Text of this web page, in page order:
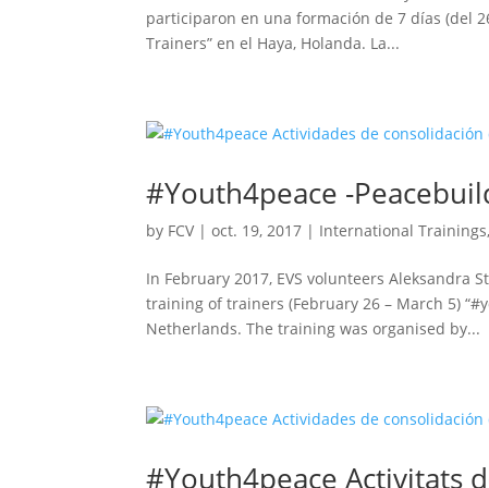
participaron en una formación de 7 días (del
Trainers” en el Haya, Holanda. La...
#Youth4peace -
by FCV |oct. 19, 2017 | International Trainings,
In February 2017, EVS volunteers Aleksandra
training of trainers (February 26 – March 5)
Netherlands. The training was organised by...
#Youth4peace Activitats